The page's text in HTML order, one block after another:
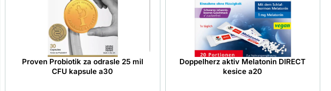
Proven Probiotik za odrasle 25 mil
CFU kapsule a30
Doppelherz aktiv Melatonin DIRECT
kesice a20